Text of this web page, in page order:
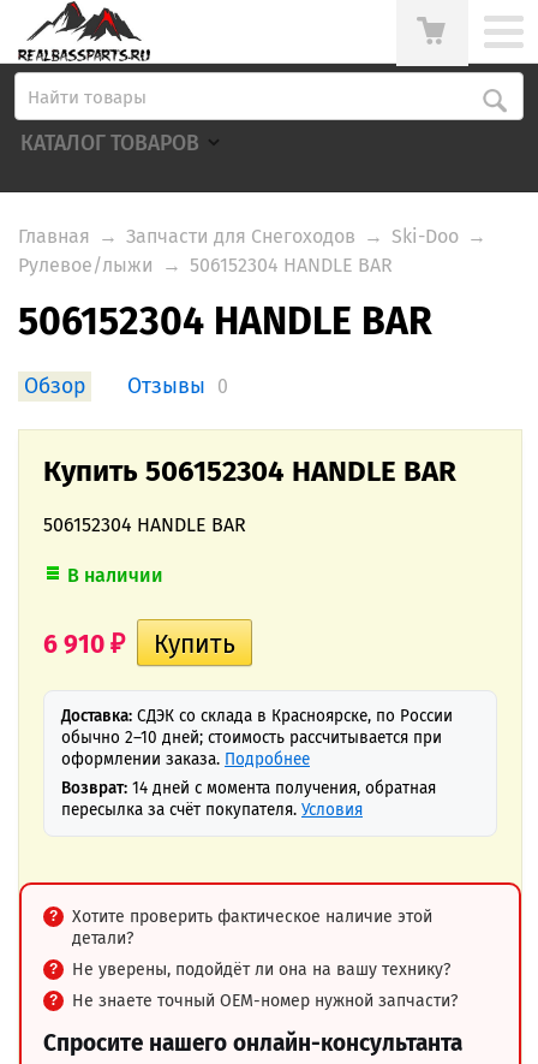
КАТАЛОГ ТОВАРОВ
Главная → Запчасти для Снегоходов → Ski-Doo →
Рулевое/лыжи
→ 506152304 HANDLE BAR
506152304 HANDLE BAR
Обзор Отзывы 0
Купить 506152304 HANDLE BAR
506152304 HANDLE BAR
В наличии
6 910 ₽
Доставка: СДЭК со склада в Красноярске, по России
обычно 2–10 дней; стоимость рассчитывается при
оформлении заказа. Подробнее
Возврат: 14 дней с момента получения, обратная
пересылка за счёт покупателя. Условия
Хотите проверить фактическое наличие этой
детали?
Не уверены, подойдёт ли она на вашу технику?
Не знаете точный OEM-номер нужной запчасти?
Спросите нашего онлайн-консультанта